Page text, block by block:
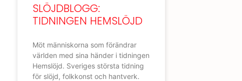
SLÖJDBLOGG:
TIDNINGEN HEMSLÖJD
Möt människorna som förändrar
världen med sina händer i tidningen
Hemslöjd. Sveriges största tidning
för slöjd, folkkonst och hantverk.